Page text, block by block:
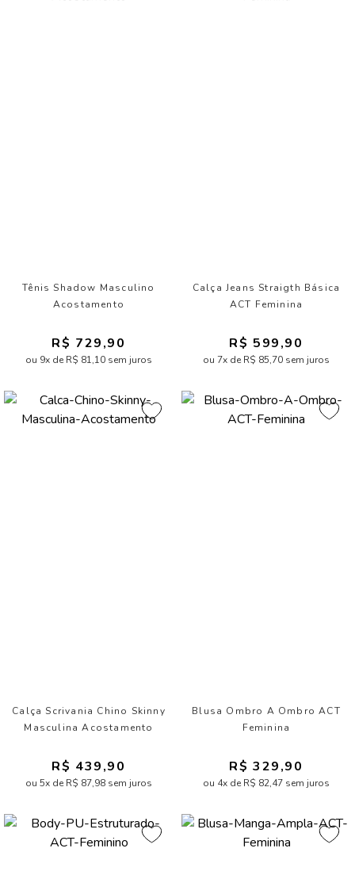
Tênis Shadow Masculino
Acostamento
R$ 729,90
ou 9x de R$ 81,10 sem juros
Calça Jeans Straigth Básica
ACT Feminina
R$ 599,90
ou 7x de R$ 85,70 sem juros
Calça Scrivania Chino Skinny
Masculina Acostamento
R$ 439,90
ou 5x de R$ 87,98 sem juros
Blusa Ombro A Ombro ACT
Feminina
R$ 329,90
ou 4x de R$ 82,47 sem juros